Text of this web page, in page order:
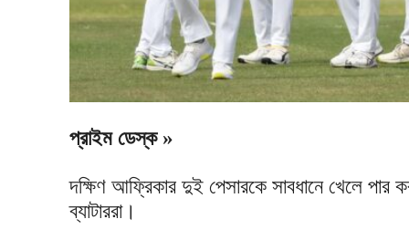
প্রাইম ডেস্ক »
দক্ষিণ আফ্রিকার দুই পেসারকে সাবধানে খেলে পার
ব্যাটাররা।